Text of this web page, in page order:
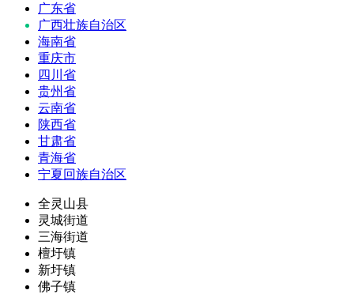
广东省
广西壮族自治区
海南省
重庆市
四川省
贵州省
云南省
陕西省
甘肃省
青海省
宁夏回族自治区
全灵山县
灵城街道
三海街道
檀圩镇
新圩镇
佛子镇